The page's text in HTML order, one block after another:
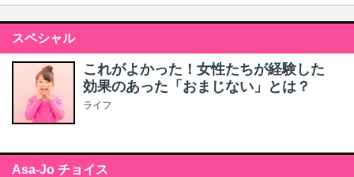
スペシャル
これがよかった！女性たちが経験した
効果のあった「おまじない」とは？
ライフ
Asa-Jo チョイス